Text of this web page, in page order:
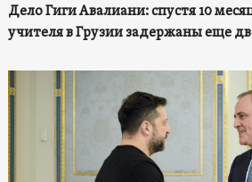
Дело Гиги Авалиани: спустя 10
учителя в Грузии задержаны еще